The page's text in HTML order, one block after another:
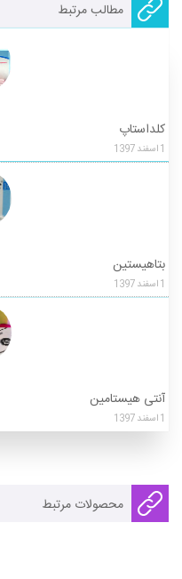
مطالب مرتبط
کلداستاپ
1اسفند1397
بتاهیستین
1اسفند1397
آنتی هیستامین
1اسفند1397
محصولات مرتبط